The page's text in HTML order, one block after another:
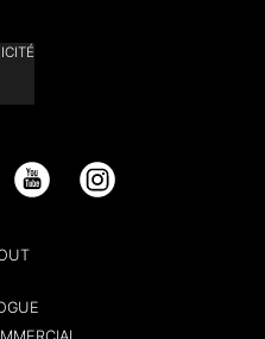
YouTube Instagram